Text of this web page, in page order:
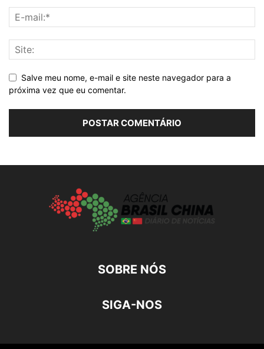
Salve meu nome, e-mail e site neste navegador para a
próxima vez que eu comentar.
SOBRE NÓS
SIGA-NOS